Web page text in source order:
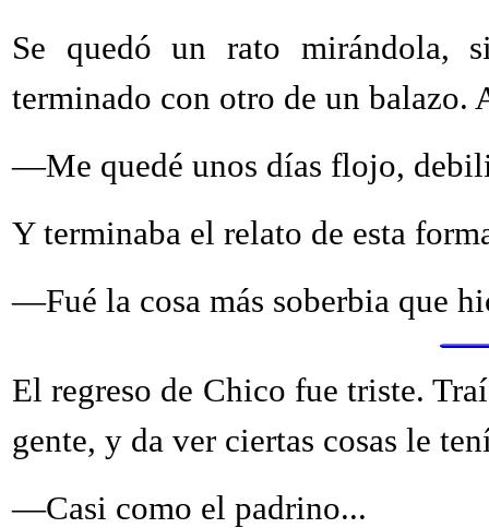
Se quedó un rato mirándola,
terminado con otro de un balazo.
—Me quedé unos días flojo,
Y terminaba el relato de esta
—Fué la cosa más soberbia que
El regreso de Chico fue triste.
gente, y da ver ciertas cosas le
—Casi como el padrino...